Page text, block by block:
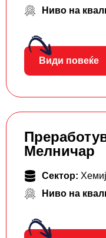
Ниво на
Види повеќе
Мелничар
Сектор:
Ниво на